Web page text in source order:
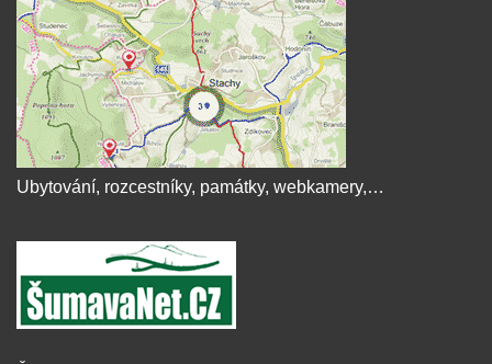
Ubytování, rozcestníky, památky, webkamery,…